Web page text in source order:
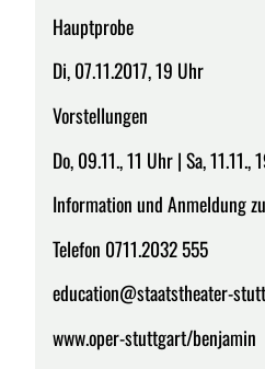
Hauptprobe
Di, 07.11.2017, 19 Uhr
Vorstellungen
Do, 09.11., 11 Uhr | Sa,
Information und Anmeldung
Telefon 0711.2032 555
education@staatstheater-
www.oper-stuttgart/benjamin